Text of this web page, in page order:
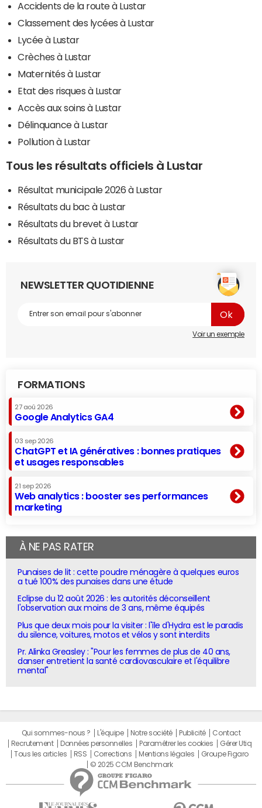
Accidents de la route à Lustar
Classement des lycées à Lustar
Lycée à Lustar
Crèches à Lustar
Maternités à Lustar
Etat des risques à Lustar
Accès aux soins à Lustar
Délinquance à Lustar
Pollution à Lustar
Tous les résultats officiels à Lustar
Résultat municipale 2026 à Lustar
Résultats du bac à Lustar
Résultats du brevet à Lustar
Résultats du BTS à Lustar
NEWSLETTER QUOTIDIENNE
Voir un exemple
FORMATIONS
27 aoû 2026
Google Analytics GA4
03 sep 2026
ChatGPT et IA génératives : bonnes pratiques
et usages responsables
21 sep 2026
Web analytics : booster ses performances
marketing
À NE PAS RATER
Punaises de lit : cette poudre ménagère à quelques euros
a tué 100% des punaises dans une étude
Eclipse du 12 août 2026 : les autorités déconseillent
l'observation aux moins de 3 ans, même équipés
Plus que deux mois pour la visiter : l'île d'Hydra est le paradis
du silence, voitures, motos et vélos y sont interdits
Pr. Alinka Greasley : "Pour les femmes de plus de 40 ans,
danser entretient la santé cardiovasculaire et l'équilibre
mental"
Qui sommes-nous ? L'équipe Notre société Publicité
Contact
Recrutement
Données personnelles Paramétrer les cookies
Gérer Utiq
Tous les articles
RSS Corrections Mentions légales
Groupe Figaro
© 2025 CCM Benchmark